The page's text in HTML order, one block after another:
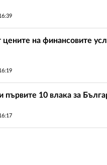
на финансовите
първите 10 влака за